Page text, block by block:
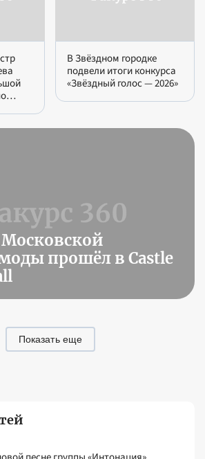
В Звёздном городке
подвели итоги конкурса
«Звёздный голос — 2026»
прошёл в Castle
Показать еще